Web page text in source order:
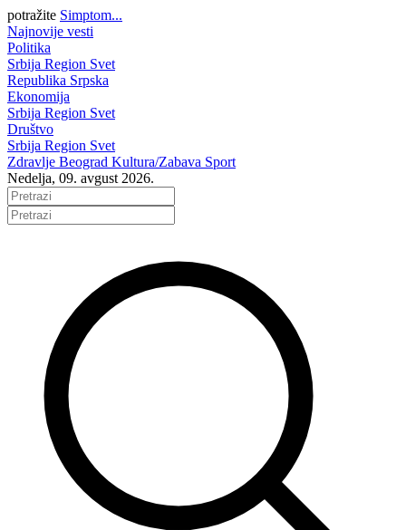
potražite Simptom...
Najnovije vesti
Politika
Srbija Region Svet
Republika Srpska
Ekonomija
Srbija Region Svet
Društvo
Srbija Region Svet
Zdravlje Beograd Kultura/Zabava Sport
Nedelja, 09. avgust 2026.